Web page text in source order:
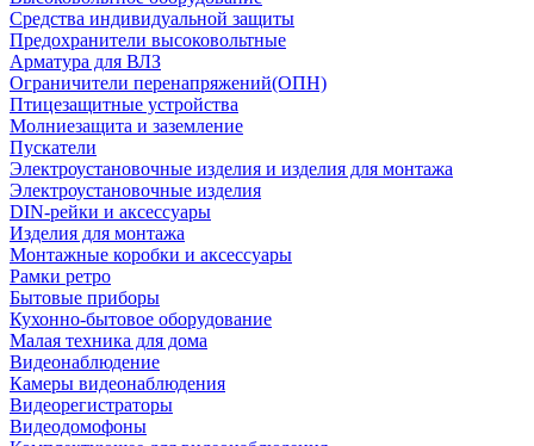
Средства индивидуальной защиты
Предохранители высоковольтные
Арматура для ВЛЗ
Ограничители перенапряжений(ОПН)
Птицезащитные устройства
Молниезащита и заземление
Пускатели
Электроустановочные изделия и изделия для монтажа
Электроустановочные изделия
DIN-рейки и аксессуары
Изделия для монтажа
Монтажные коробки и аксессуары
Рамки ретро
Бытовые приборы
Кухонно-бытовое оборудование
Малая техника для дома
Видеонаблюдение
Камеры видеонаблюдения
Видеорегистраторы
Видеодомофоны